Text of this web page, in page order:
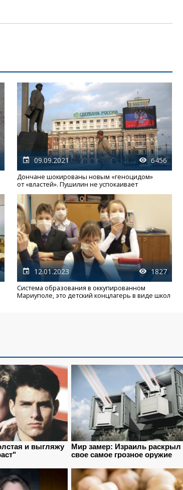
09.09.2021 6456
Дончане шокированы новым «геноцидом»
от «властей». Пушилин не успокаивает
12.01.2023 1827
Система образования в оккупированном
Мариуполе, это детский концлагерь в виде школ